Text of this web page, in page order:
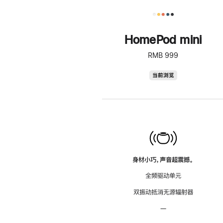
HomePod mini
RMB 999
当前浏览
身材小巧，声音超震撼。
全频驱动单元
双振动抵消无源辐射器
—